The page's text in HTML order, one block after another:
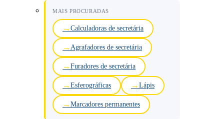
MAIS PROCURADAS
Calculadoras de secretária
Agrafadores de secretária
Furadores de secretária
Esferográficas Lápis
Marcadores permanentes